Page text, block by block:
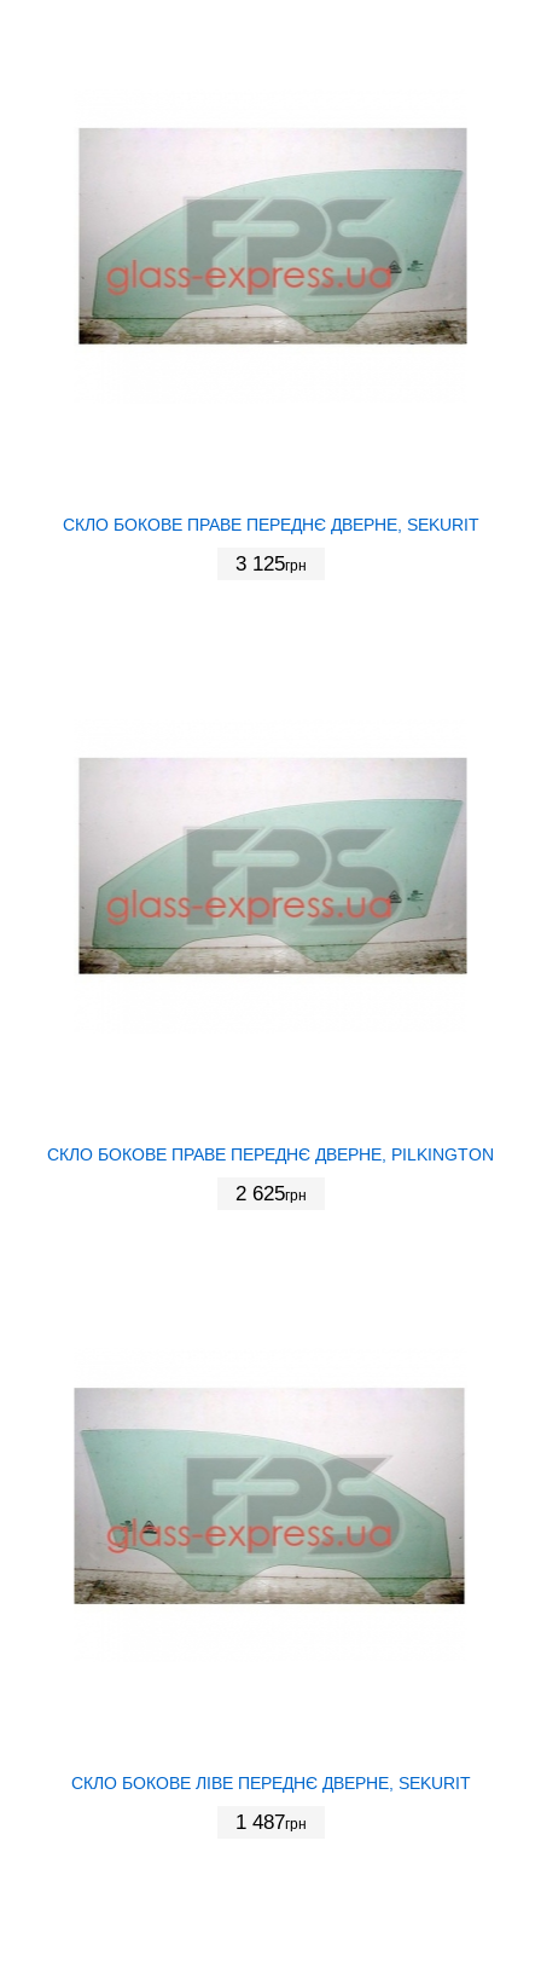
СКЛО БОКОВЕ ПРАВЕ ПЕРЕДНЄ ДВЕРНЕ, SEKURIT
3 125грн
СКЛО БОКОВЕ ПРАВЕ ПЕРЕДНЄ ДВЕРНЕ, PILKINGTON
2 625грн
СКЛО БОКОВЕ ЛІВЕ ПЕРЕДНЄ ДВЕРНЕ, SEKURIT
1 487грн